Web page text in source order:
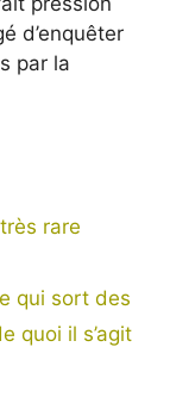
d’enquêter
par la
rare
qui sort des
quoi il s’agit